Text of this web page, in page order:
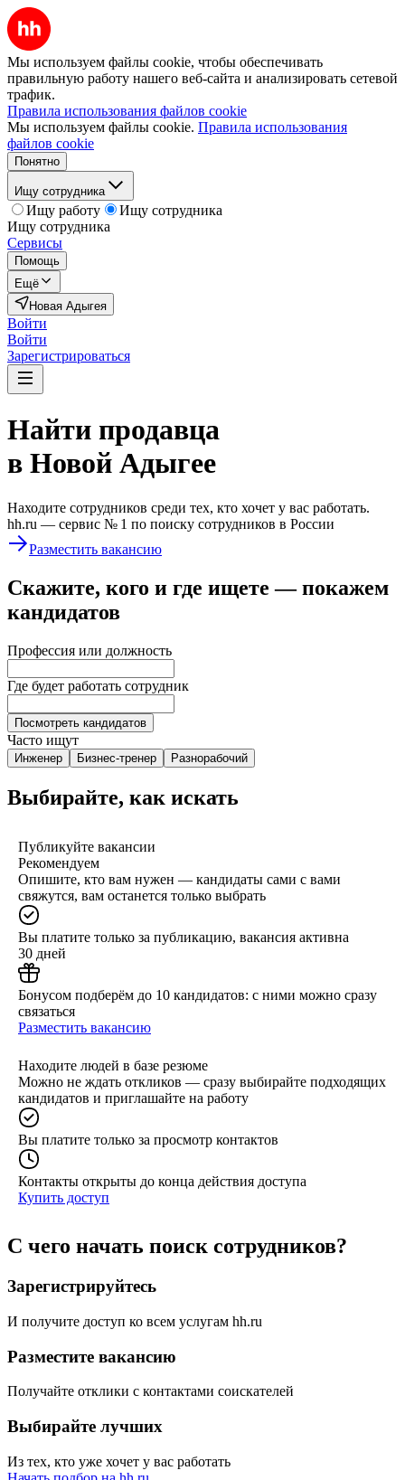
Мы используем файлы cookie, чтобы обеспечивать
правильную работу нашего веб-сайта и анализировать сетевой
трафик.
Правила использования файлов cookie
Мы используем файлы cookie. Правила использования
файлов cookie
Понятно
Ищу сотрудника
Ищу работу
Ищу сотрудника
Ищу сотрудника
Сервисы
Помощь
Ещё
Новая Адыгея
Войти
Войти
Зарегистрироваться
Найти продавца
в Новой Адыгее
Находите сотрудников среди тех, кто хочет у вас работать.
hh.ru — сервис № 1 по поиску сотрудников в России
Разместить вакансию
Скажите, кого и где ищете — покажем
кандидатов
Профессия или должность
Где будет работать сотрудник
Посмотреть кандидатов
Часто ищут
Инженер Бизнес-тренер Разнорабочий
Выбирайте, как искать
Публикуйте вакансии
Рекомендуем
Опишите, кто вам нужен — кандидаты сами с вами
свяжутся, вам останется только выбрать
Вы платите только за публикацию, вакансия активна
30 дней
Бонусом подберём до 10 кандидатов: с ними можно сразу
связаться
Разместить вакансию
Находите людей в базе резюме
Можно не ждать откликов — сразу выбирайте подходящих
кандидатов и приглашайте на работу
Вы платите только за просмотр контактов
Контакты открыты до конца действия доступа
Купить доступ
С чего начать поиск сотрудников?
Зарегистрируйтесь
И получите доступ ко всем услугам hh.ru
Разместите вакансию
Получайте отклики с контактами соискателей
Выбирайте лучших
Из тех, кто уже хочет у вас работать